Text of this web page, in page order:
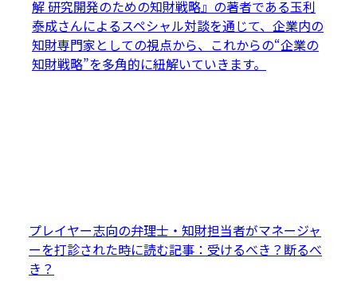
解 研究開発のための知財戦略』の著者である玉利
泰成さんによるスペシャル対談を通じて、企業内の
知財専門家としての視点から、これからの“企業の
知財戦略”を多角的に紐解いていきます。
プレイヤー志向の弁理士・知財担当者がマネージャ
ーを打診された時に読む記事：受けるべき？断るべ
き？